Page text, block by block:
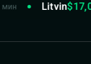
Litvin